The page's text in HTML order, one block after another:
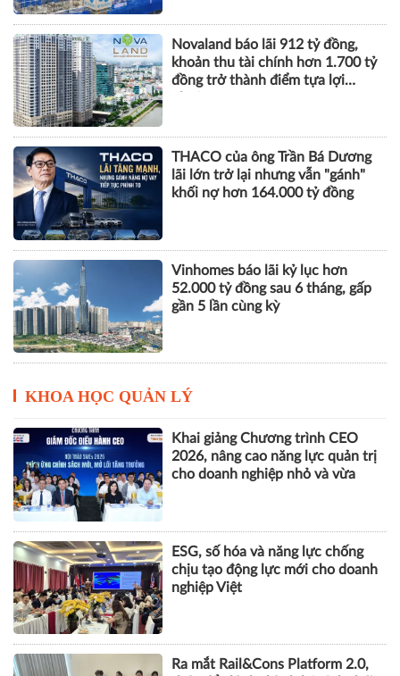
THACO của ông Trần Bá Dương
lãi lớn trở lại nhưng vẫn "gánh"
khối nợ hơn 164.000 tỷ đồng
Vinhomes báo lãi kỷ lục hơn
52.000 tỷ đồng sau 6 tháng, gấp
gần 5 lần cùng kỳ
KHOA HỌC QUẢN LÝ
Khai giảng Chương trình CEO
ESG, số hóa và năng lực chống
chịu tạo động lực mới cho doanh
nghiệp Việt
Ra mắt Rail&Cons Platform 2.0,
thúc đẩy hình thành hệ sinh thái
công nghiệp đường sắt Việt Nam
Tái cấu trúc kênh dẫn vốn, khơi